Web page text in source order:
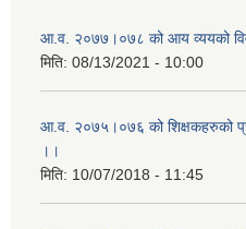
आ.व. २०७७।०७८ को आय व्ययको
मिति: 08/13/2021 - 10:00
आ.व. २०७५।०७६ को शिक्षकहरुको
।।
मिति: 10/07/2018 - 11:45